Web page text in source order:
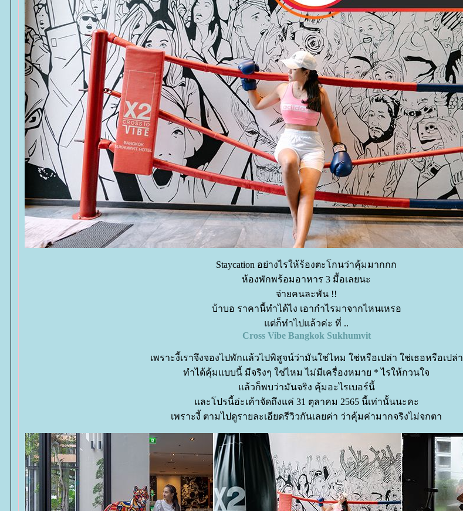
Staycation อย่างไรให้ร้องตะโกนว่าคุ้มมากกก
ห้องพักพร้อมอาหาร 3 มื้อเลยนะ
จ่ายคนละพัน !!
บ้าบอ ราคานี้ทำได้ไง เอากำไรมาจากไหนเหรอ
ต่ก็ทำไปแล้วค่ะ ที่ ..
Cross Vibe Bangkok Sukhumvit
เพราะงี้เราจึงจองไปพักแล้วไปพิสูจน์ว่ามันใช่ไหม ใช่หรือเปล่า ใช่เธอหรือเปล่า
ทำได้คุ้มแบบนี้ มีจริงๆ ใช่ไหม ไม่มีเครื่องหมาย * ไรให้กวนใจ
ล้วก็พบว่ามันจริง คุ้มอะไรเบอร์นี้
ละโปรนี้อ่ะเค้าจัดถึงแค่ 31 ตุลาคม 2565 นี้เท่านั้นนะคะ
เพราะงี้ ตามไปดูรายละเอียดรีวิวกันเลยค่า ว่าคุ้มค่ามากจริงไม่จกตา